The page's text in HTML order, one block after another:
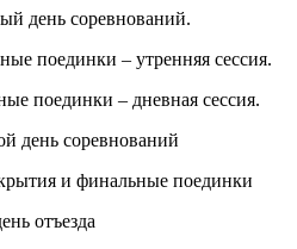
день соревнований.
поединки – утренняя сессия.
поединки – дневная сессия.
день соревнований
и финальные поединки
отъезда